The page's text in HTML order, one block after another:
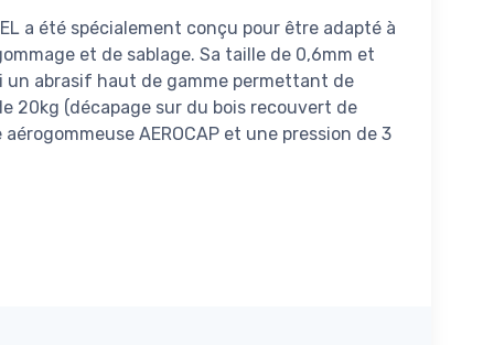
a été spécialement conçu pour être adapté à
et de sablage. Sa taille de 0,6mm et
un abrasif haut de gamme permettant de
20kg (décapage sur du bois recouvert de
AEROCAP et une pression de 3